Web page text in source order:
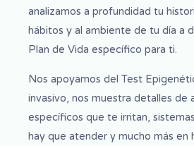
analizamos a profundidad tu
hábitos y al ambiente de tu día a
Plan de Vida específico para ti.
Nos apoyamos del Test
invasivo, nos muestra detalles de
específicos que te irritan,
hay que atender y mucho más en